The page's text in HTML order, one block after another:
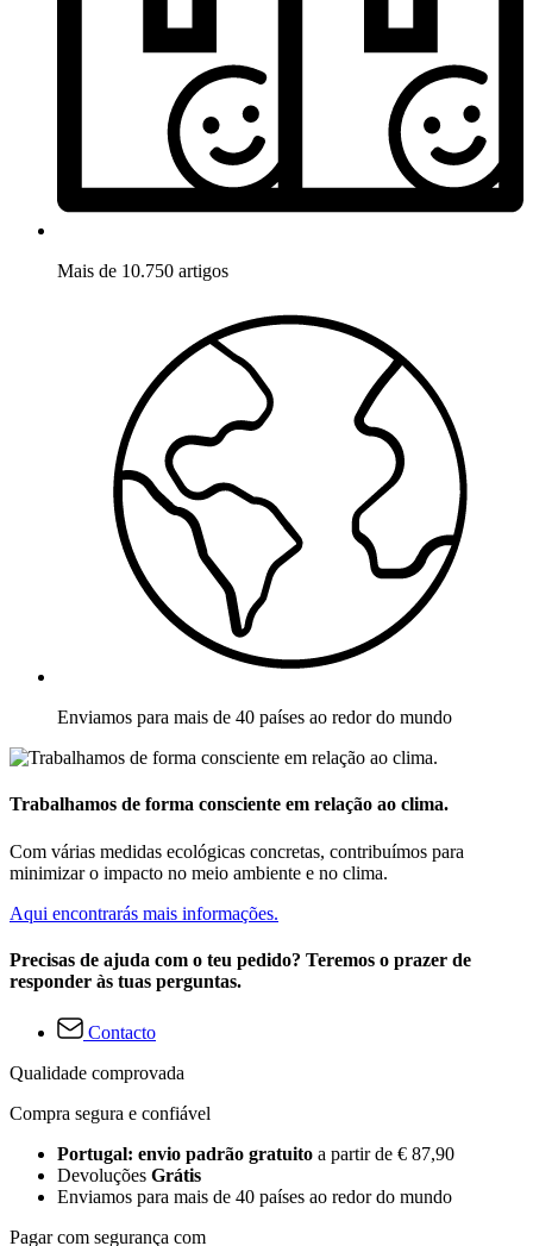
Mais de 10.750 artigos
Enviamos para mais de 40 países ao redor do mundo
Trabalhamos de forma consciente em relação ao clima.
Com várias medidas ecológicas concretas, contribuímos para
minimizar o impacto no meio ambiente e no clima.
Aqui encontrarás mais informações.
Precisas de ajuda com o teu pedido? Teremos o prazer de
responder às tuas perguntas.
Contacto
Qualidade comprovada
Compra segura e confiável
Portugal: envio padrão gratuito a partir de € 87,90
Devoluções Grátis
Enviamos para mais de 40 países ao redor do mundo
Pagar com segurança com